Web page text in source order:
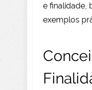
e finalidade,
exemplos